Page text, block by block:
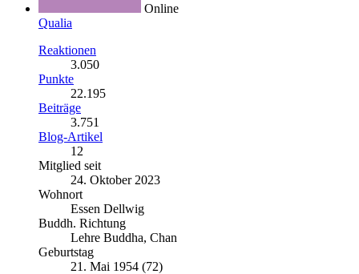
Online
Qualia
Reaktionen
3.050
Punkte
22.195
Beiträge
3.751
Blog-Artikel
12
Mitglied seit
24. Oktober 2023
Wohnort
Essen Dellwig
Buddh. Richtung
Lehre Buddha, Chan
Geburtstag
21. Mai 1954 (72)